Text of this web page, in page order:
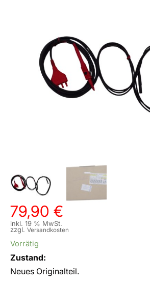
79,90 €
inkl. 19 % MwSt.
zzgl. Versandkosten
Vorrätig
Zustand:
Neues Originalteil.